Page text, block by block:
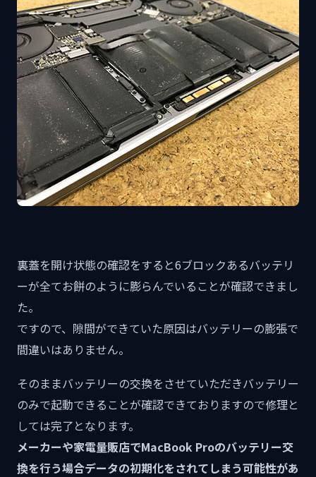
裏蓋を開け状態の確認をすると6ブロックあるバッテリ
ーが全てお餅のように膨らんでいることが確認できまし
た。
ですので、隙間ができていた原因はバッテリーの膨張で
間違いはありません。
そのままバッテリーの交換をさせていただきバッテリー
のみで起動できることが確認できておりますので修理と
しては完了となります。
メーカーや家電量販店でMacBook Proのバッテリー交
換を行う場合データの初期化をされてしまう可能性があ